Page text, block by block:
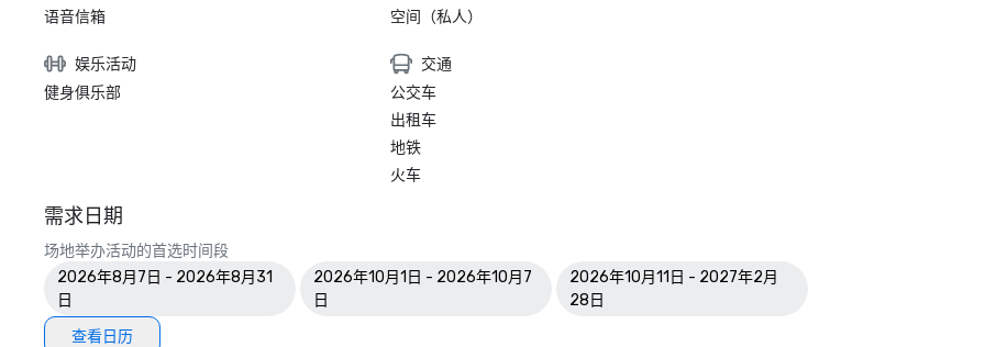
语音信箱
空间（私人）
娱乐活动
健身俱乐部
交通
公交车
出租车
地铁
火车
需求日期
场地举办活动的首选时间段
2026年8月7日 - 2026年8月31
日
2026年10月1日 - 2026年10月7
日
2026年10月11日 - 2027年2月
28日
查看日历